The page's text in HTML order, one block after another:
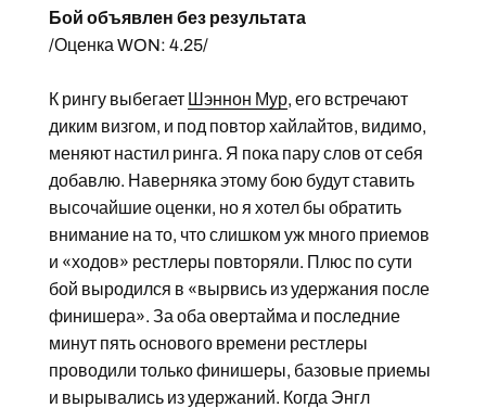
Бой объявлен без результата
/Оценка WON: 4.25/
К рингу выбегает Шэннон Мур, его встречают
диким визгом, и под повтор хайлайтов, видимо,
меняют настил ринга. Я пока пару слов от себя
добавлю. Наверняка этому бою будут ставить
высочайшие оценки, но я хотел бы обратить
внимание на то, что слишком уж много приемов
и «ходов» рестлеры повторяли. Плюс по сути
бой выродился в «вырвись из удержания после
финишера». За оба овертайма и последние
минут пять основого времени рестлеры
проводили только финишеры, базовые приемы
и вырывались из удержаний. Когда Энгл